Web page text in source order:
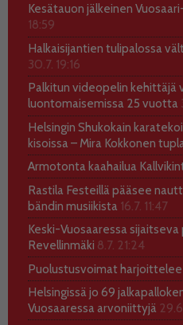
Kesätauon jälkeinen
18:59
Halkaisijantien tulipalossa
30.7. 19:16
Palkitun videopelin kehittäjä
luontomaisemissa 25 vuotta
Helsingin Shukokain
kisoissa – Mira Kokkonen
Armotonta kaahailua
Rastila Festeillä pääsee
bändin musiikista 16.7. 11:47
Keski-Vuosaaressa
Revellinmäki 8.7. 21:24
Puolustusvoimat harjoittelee
Helsingissä jo 69
Vuosaaressa arvoniittyjä